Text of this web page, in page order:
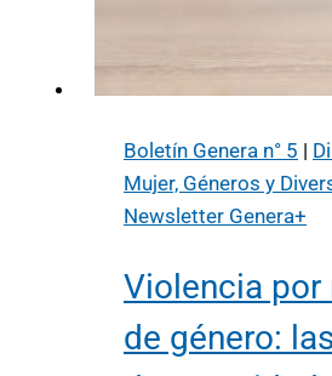
Boletín Genera n° 5 |
Mujer, Géneros y
Newsletter Genera+
Violencia por
de género: